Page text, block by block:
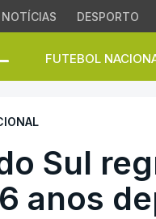
NOTÍCIAS DESPORTO
FUTEBOL
Sul
Sul
anos